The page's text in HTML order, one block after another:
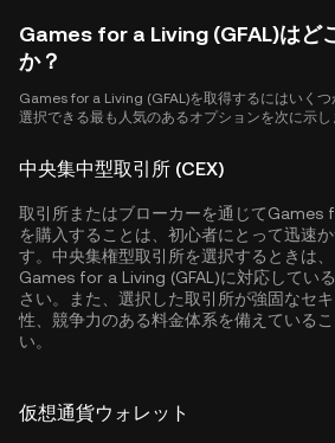
Games for a Living (GFAL)はど
か？
Games for a Living (GFAL)を取得するにはいくつ
選択できる最も人気のあるオプションを次に示し
中央集中型取引所 (CEX)
取引所またはブローカーを通じてGames
を購入することは、初心者にとって迅速
す。中央集権型取引所を選択するときは
Games for a Living (GFAL)に対応してい
さい。また、選択した取引所が強固なセ
性、競争力のある料金体系を備えている
い。
仮想通貨ウォレット